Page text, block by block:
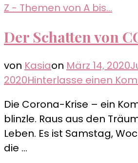
Z - Themen von A bis...
Der Schatten von
von Kasiaon März 14, 2020
2020Hinterlasse einen
Die Corona-Krise – ein
blinzle. Raus aus den
Leben. Es ist Samstag,
die …